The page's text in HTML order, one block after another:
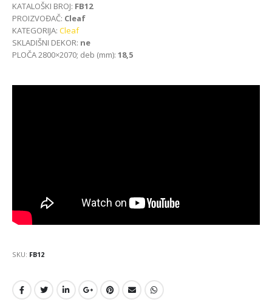
KATALOŠKI BROJ: FB12
PROIZVOĐAČ: Cleaf
KATEGORIJA: Cleaf
SKLADIŠNI DEKOR: ne
PLOČA 2800×2070; deb (mm): 18,5
SKU: FB12